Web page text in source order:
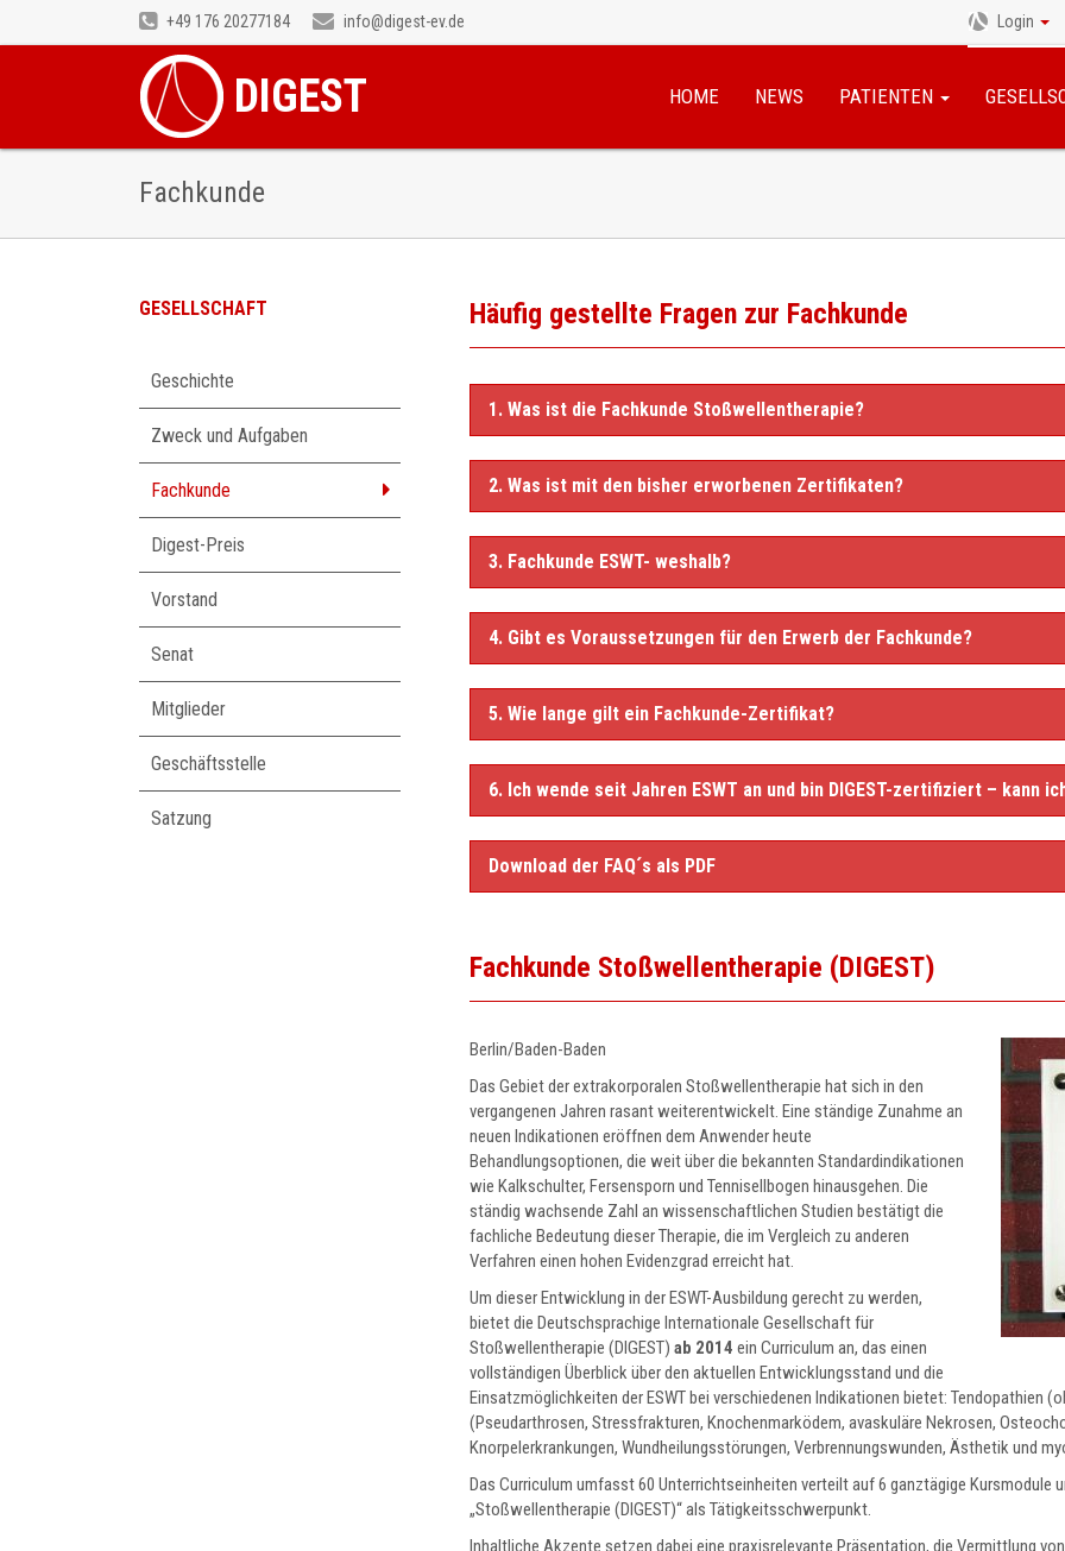
+49 176 20277184 info@digest-ev.de Login
DIGEST HOME NEWS PATIENTEN
Fachkunde
Häufig gestellte Fragen zur Fachkunde
1. Was ist die Fachkunde Stoßwellentherapie?
2. Was ist mit den bisher erworbenen Zertifikaten?
3. Fachkunde ESWT- weshalb?
4. Gibt es Voraussetzungen für den Erwerb der Fachkunde?
5. Wie lange gilt ein Fachkunde-Zertifikat?
6. Ich wende seit Jahren ESWT an und bin DIGEST-zertifiziert – kann
Download der FAQ´s als PDF
Fachkunde Stoßwellentherapie (DIGEST)
Berlin/Baden-Baden
Das Gebiet der extrakorporalen Stoßwellentherapie hat sich in den
vergangenen Jahren rasant weiterentwickelt. Eine ständige Zunahme an
neuen Indikationen eröffnen dem Anwender heute
Behandlungsoptionen, die weit über die bekannten Standardindikationen
wie Kalkschulter, Fersensporn und Tennisellbogen hinausgehen. Die
ständig wachsende Zahl an wissenschaftlichen Studien bestätigt die
fachliche Bedeutung dieser Therapie, die im Vergleich zu anderen
Verfahren einen hohen Evidenzgrad erreicht hat.
Um dieser Entwicklung in der ESWT-Ausbildung gerecht zu werden,
bietet die Deutschsprachige Internationale Gesellschaft für
Stoßwellentherapie (DIGEST) ab 2014 ein Curriculum an, das einen
vollständigen Überblick über den aktuellen Entwicklungsstand und die
Einsatzmöglichkeiten der ESWT bei verschiedenen Indikationen bietet: Tendopathien
(Pseudarthrosen, Stressfrakturen, Knochenmarködem, avaskuläre Nekrosen,
Knorpelerkrankungen, Wundheilungsstörungen, Verbrennungswunden, Ästhetik und
Das Curriculum umfasst 60 Unterrichtseinheiten verteilt auf 6 ganztägige Kursmodule
„Stoßwellentherapie (DIGEST)“ als Tätigkeitsschwerpunkt.
Inhaltliche Akzente setzen dabei eine praxisrelevante Präsentation, die Vermittlung
GESELLSCHAFT
überspringen
Geschichte
Zweck und Aufgaben
Fachkunde
Digest-Preis
Vorstand
Senat
Mitglieder
Geschäftsstelle
Satzung